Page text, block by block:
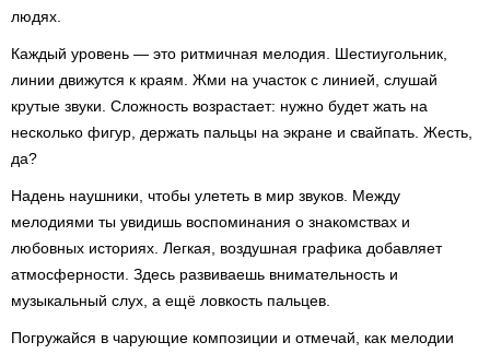
людях.
Каждый уровень — это ритмичная мелодия. Шестиугольник,
линии движутся к краям. Жми на участок с линией, слушай
крутые звуки. Сложность возрастает: нужно будет жать на
несколько фигур, держать пальцы на экране и свайпать. Жесть,
да?
Надень наушники, чтобы улететь в мир звуков. Между
мелодиями ты увидишь воспоминания о знакомствах и
любовных историях. Легкая, воздушная графика добавляет
атмосферности. Здесь развиваешь внимательность и
музыкальный слух, а ещё ловкость пальцев.
Погружайся в чарующие композиции и отмечай, как мелодии